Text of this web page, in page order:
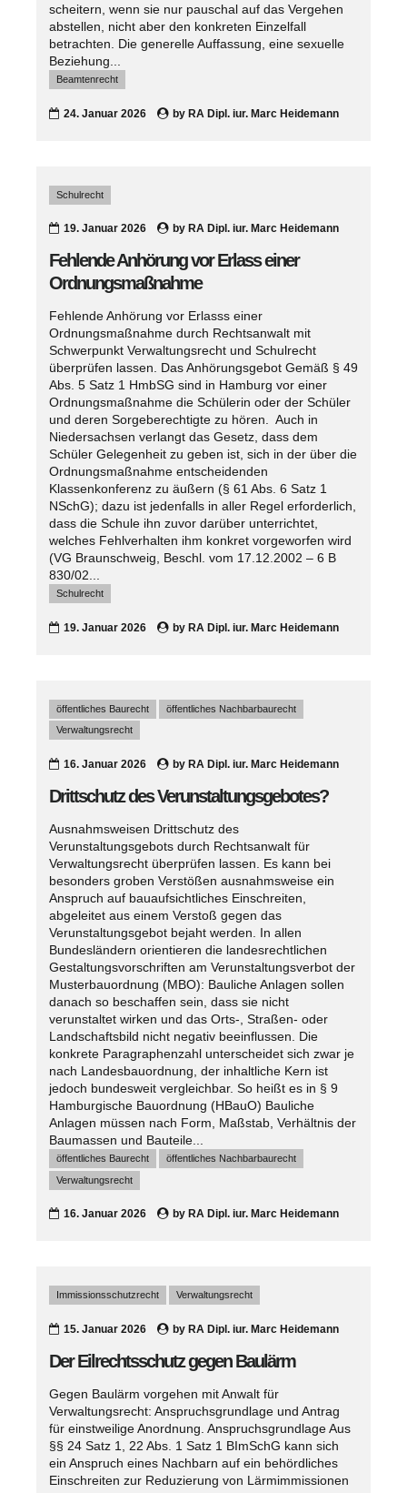
scheitern, wenn sie nur pauschal auf das Vergehen
abstellen, nicht aber den konkreten Einzelfall
betrachten. Die generelle Auffassung, eine sexuelle
Beziehung...
Beamtenrecht
24. Januar 2026 byRA Dipl. iur. Marc Heidemann
Schulrecht
19. Januar 2026 by RA Dipl. iur. Marc Heidemann
Fehlende Anhörung vor Erlass einer
Ordnungsmaßnahme
Fehlende Anhörung vor Erlasss einer
Ordnungsmaßnahme durch Rechtsanwalt mit
Schwerpunkt Verwaltungsrecht und Schulrecht
überprüfen lassen. Das Anhörungsgebot Gemäß § 49
Abs. 5 Satz 1 HmbSG sind in Hamburg vor einer
Ordnungsmaßnahme die Schülerin oder der Schüler
und deren Sorgeberechtigte zu hören. Auch in
Niedersachsen verlangt das Gesetz, dass dem
Schüler Gelegenheit zu geben ist, sich in der über die
Ordnungsmaßnahme entscheidenden
Klassenkonferenz zu äußern (§ 61 Abs. 6 Satz 1
NSchG); dazu ist jedenfalls in aller Regel erforderlich,
dass die Schule ihn zuvor darüber unterrichtet,
welches Fehlverhalten ihm konkret vorgeworfen wird
(VG Braunschweig, Beschl. vom 17.12.2002 – 6 B
830/02...
Schulrecht
19. Januar 2026 byRA Dipl. iur. Marc Heidemann
öffentliches Baurecht
öffentliches Nachbarbaurecht
Verwaltungsrecht
16. Januar 2026 by RA Dipl. iur. Marc Heidemann
Drittschutz des Verunstaltungsgebotes?
Ausnahmsweisen Drittschutz des
Verunstaltungsgebots durch Rechtsanwalt für
Verwaltungsrecht überprüfen lassen. Es kann bei
besonders groben Verstößen ausnahmsweise ein
Anspruch auf bauaufsichtliches Einschreiten,
abgeleitet aus einem Verstoß gegen das
Verunstaltungsgebot bejaht werden. In allen
Bundesländern orientieren die landesrechtlichen
Gestaltungsvorschriften am Verunstaltungsverbot der
Musterbauordnung (MBO): Bauliche Anlagen sollen
danach so beschaffen sein, dass sie nicht
verunstaltet wirken und das Orts-, Straßen- oder
Landschaftsbild nicht negativ beeinflussen. Die
konkrete Paragraphenzahl unterscheidet sich zwar je
nach Landesbauordnung, der inhaltliche Kern ist
jedoch bundesweit vergleichbar. So heißt es in § 9
Hamburgische Bauordnung (HBauO) Bauliche
Anlagen müssen nach Form, Maßstab, Verhältnis der
Baumassen und Bauteile...
öffentliches Baurecht
öffentliches Nachbarbaurecht
Verwaltungsrecht
16. Januar 2026 by RA Dipl. iur. Marc Heidemann
Immissionsschutzrecht Verwaltungsrecht
15. Januar 2026 by RA Dipl. iur. Marc Heidemann
Der Eilrechtsschutz gegen Baulärm
Gegen Baulärm vorgehen mit Anwalt für
Verwaltungsrecht: Anspruchsgrundlage und Antrag
für einstweilige Anordnung. Anspruchsgrundlage Aus
§§ 24 Satz 1, 22 Abs. 1 Satz 1 BImSchG kann sich
ein Anspruch eines Nachbarn auf ein behördliches
Einschreiten zur Reduzierung von Lärmimmissionen